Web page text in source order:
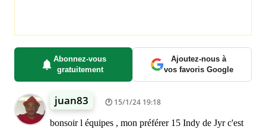
Abonnez-vous
gratuitement
Ajoutez-nous à
vos favoris Google
juan83 15/1/24 19:18
bonsoir l équipes , mon préférer 15 Indy de Jyr c'est